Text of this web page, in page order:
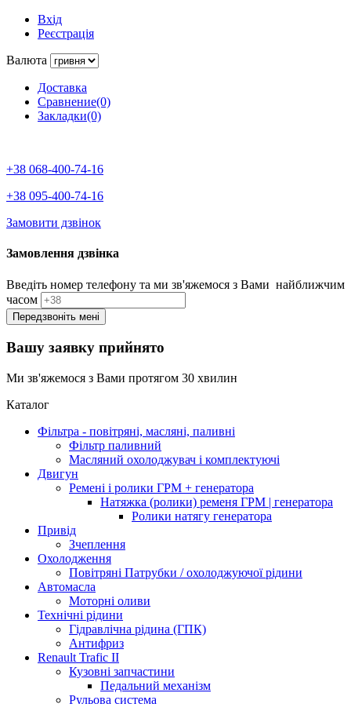
Вхід
Реєстрація
Валюта
Доставка
Сравнение(0)
Закладки(0)
+38 068-400-74-16
+38 095-400-74-16
Замовити дзвінок
Замовлення дзвінка
Введіть номер телефону та ми зв'яжемося з Вами найближчим
часом
Вашу заявку прийнято
Ми зв'яжемося з Вами протягом 30 хвилин
Каталог
Фільтра - повітряні, масляні, паливні
Фільтр паливний
Масляний охолоджувач і комплектуючі
Двигун
Ремені і ролики ГРМ + генератора
Натяжка (ролики) ременя ГРМ | генератора
Ролики натягу генератора
Привід
Зчеплення
Охолодження
Повітряні Патрубки / охолоджуючої рідини
Автомасла
Моторні оливи
Технічні рідини
Гідравлічна рідина (ГПК)
Антифриз
Renault Trafic II
Кузовні запчастини
Педальний механізм
Рульова система